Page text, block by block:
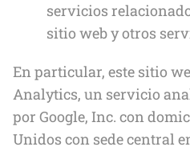
servicios
sitio web y otros
En particular, este sitio
Analytics, un servicio
por Google, Inc. con
Unidos con sede central